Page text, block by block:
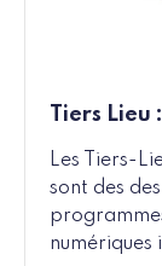
Tiers Lieu
Les Tiers-
sont des
numériques